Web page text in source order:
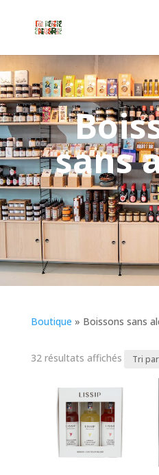
sans
Boutique » Boissons sans
32 résultats affichésTrié